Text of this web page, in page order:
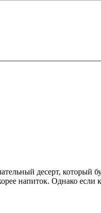
десерт, который
напиток. Однако